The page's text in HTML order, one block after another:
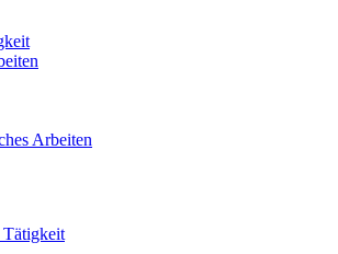
Arbeiten
Tätigkeit